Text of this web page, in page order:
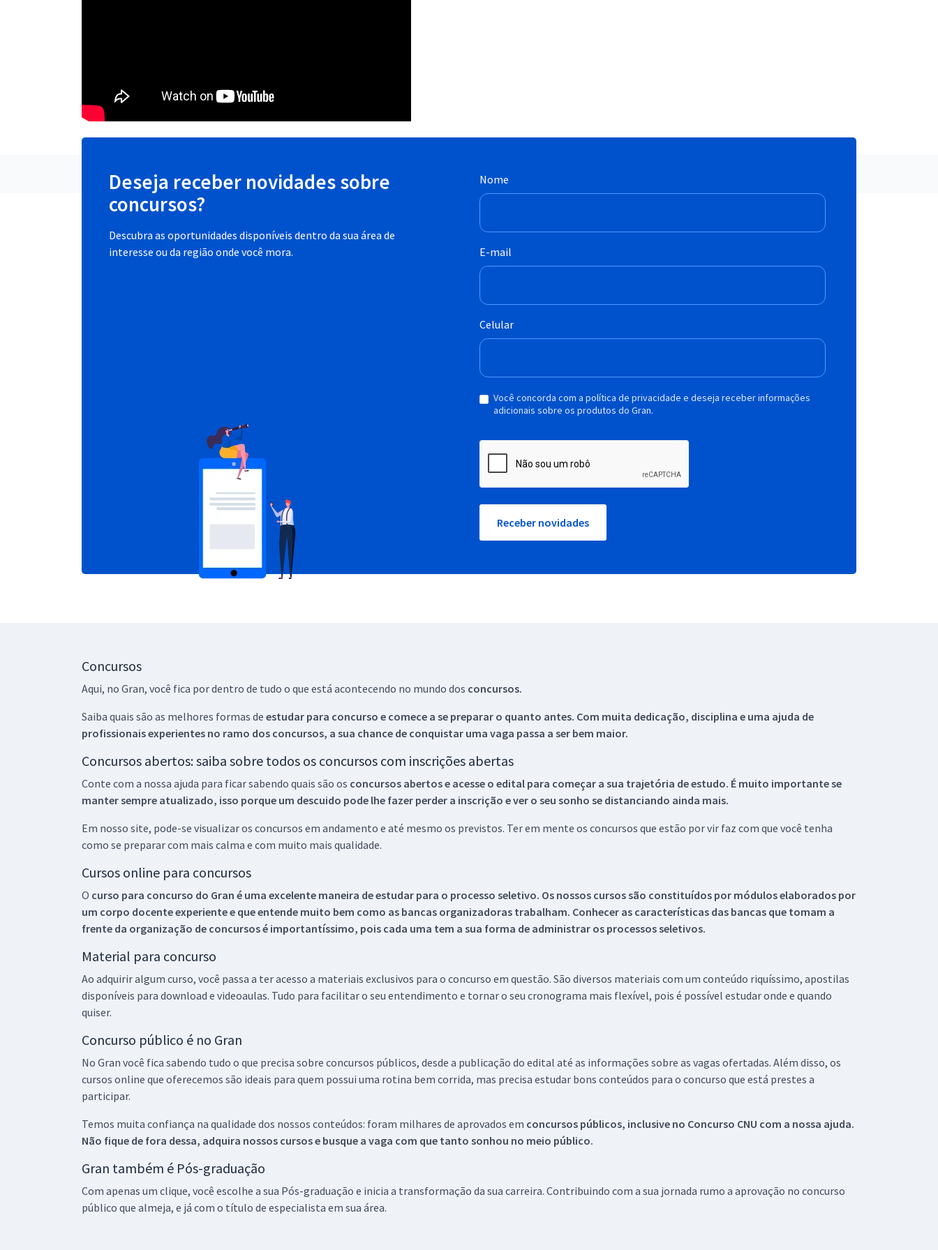
Deseja receber novidades sobre
concursos?
Descubra as oportunidades disponíveis dentro da sua área de
interesse ou da região onde você mora.
Nome
E-mail
Celular
Você concorda com a política de privacidade e deseja receber informações
adicionais sobre os produtos do Gran.
Receber novidades
Concursos
Aqui, no Gran, você fica por dentro de tudo o que está acontecendo no mundo dos concursos.
Saiba quais são as melhores formas de estudar para concurso e comece a se preparar o quanto antes. Com muita dedicação, disciplina e uma ajuda de
profissionais experientes no ramo dos concursos, a sua chance de conquistar uma vaga passa a ser bem maior.
Concursos abertos: saiba sobre todos os concursos com inscrições abertas
Conte com a nossa ajuda para ficar sabendo quais são os concursos abertos e acesse o edital para começar a sua trajetória de estudo. É muito importante se
manter sempre atualizado, isso porque um descuido pode lhe fazer perder a inscrição e ver o seu sonho se distanciando ainda mais.
Em nosso site, pode-se visualizar os concursos em andamento e até mesmo os previstos. Ter em mente os concursos que estão por vir faz com que você tenha
como se preparar com mais calma e com muito mais qualidade.
Cursos online para concursos
O curso para concurso do Gran é uma excelente maneira de estudar para o processo seletivo. Os nossos cursos são constituídos por módulos elaborados por
um corpo docente experiente e que entende muito bem como as bancas organizadoras trabalham. Conhecer as características das bancas que tomam a
frente da organização de concursos é importantíssimo, pois cada uma tem a sua forma de administrar os processos seletivos.
Material para concurso
Ao adquirir algum curso, você passa a ter acesso a materiais exclusivos para o concurso em questão. São diversos materiais com um conteúdo riquíssimo, apostilas
disponíveis para download e videoaulas. Tudo para facilitar o seu entendimento e tornar o seu cronograma mais flexível, pois é possível estudar onde e quando
quiser.
Concurso público é no Gran
No Gran você fica sabendo tudo o que precisa sobre concursos públicos, desde a publicação do edital até as informações sobre as vagas ofertadas. Além disso, os
cursos online que oferecemos são ideais para quem possui uma rotina bem corrida, mas precisa estudar bons conteúdos para o concurso que está prestes a
participar.
Temos muita confiança na qualidade dos nossos conteúdos: foram milhares de aprovados em concursos públicos, inclusive no Concurso CNU com a nossa ajuda.
Não fique de fora dessa, adquira nossos cursos e busque a vaga com que tanto sonhou no meio público.
Gran também é Pós-graduação
Com apenas um clique, você escolhe a sua Pós-graduação e inicia a transformação da sua carreira. Contribuindo com a sua jornada rumo a aprovação no concurso
público que almeja, e já com o título de especialista em sua área.